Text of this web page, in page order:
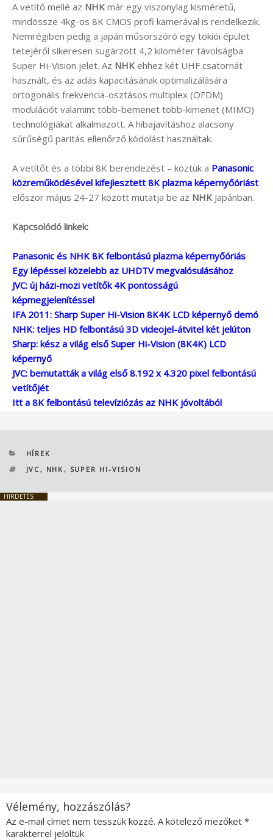
A vetítő mellé az NHK már egy viszonylag kisméretű,
mindössze 4kg-os 8K CMOS profi kamerával is rendelkezik.
Nemrégiben pedig a japán műsorszóró egy tokiói épület
tetejéről sikeresen sugárzott 4,2 kilométer távolságba
Super Hi-Vision jelet. Az NHK ehhez két UHF csatornát
használt, és az adás kapacitásának optimalizálására
ortogonális frekvencia-osztásos multiplex (OFDM)
modulációt valamint több-bemenet több-kimenet (MIMO)
technológiákat alkalmazott. A hibajavításhoz alacsony
sűrűségű paritás ellenőrző kódolást használtak.
A vetítőt és a többi 8K berendezést – köztük a Panasonic
közreműködésével kifejlesztett 8K plazma képernyőóriást
először május 24-27 között mutatja be az NHK Japánban.
Kapcsolódó linkek:
Panasonic és NHK 8K felbontású plazma képernyőóriás
Egy lépéssel közelebb az UHDTV megvalósulásához
JVC: új házi-mozi vetítők 4K pontosságú
képmegjelenítéssel
IFA 2011: Sharp Super Hi-Vision 8K4K LCD képernyő demó
NHK: teljes HD felbontású 3D videojel-átvitel két jelúton
Sharp: kész a világ első Super Hi-Vision (8K4K) LCD
képernyő
JVC: bemutatták a világ első 8.192 x 4.320 pixel felbontású
vetítőjét
Itt a 8K felbontású televíziózás az NHK jóvoltából
KATEGÓRIÁK
HÍREK
CÍMKÉK
JVC, NHK , SUPER HI-VISION
HIRDETÉS
Vélemény, hozzászólás?
Az e-mail címet nem tesszük közzé. A kötelező mezőket *
karakterrel jelöltük